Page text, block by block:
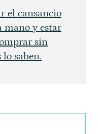
el cansancio
mano y estar
sin
lo saben.